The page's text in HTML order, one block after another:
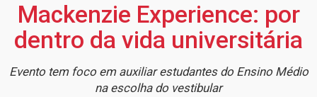
Mackenzie Experience: por
dentro da vida universitária
Evento tem foco em auxiliar estudantes do Ensino Médio
na escolha do vestibular